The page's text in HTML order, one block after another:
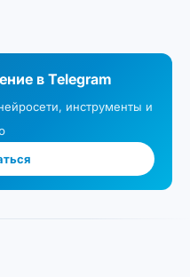
в Telegram
инструменты и